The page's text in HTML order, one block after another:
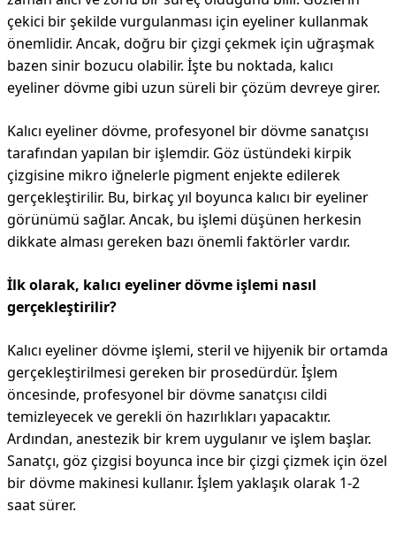
çekici bir şekilde vurgulanması için eyeliner kullanmak
önemlidir. Ancak, doğru bir çizgi çekmek için uğraşmak
bazen sinir bozucu olabilir. İşte bu noktada, kalıcı
eyeliner dövme gibi uzun süreli bir çözüm devreye girer.
Kalıcı eyeliner dövme, profesyonel bir dövme sanatçısı
tarafından yapılan bir işlemdir. Göz üstündeki kirpik
çizgisine mikro iğnelerle pigment enjekte edilerek
gerçekleştirilir. Bu, birkaç yıl boyunca kalıcı bir eyeliner
görünümü sağlar. Ancak, bu işlemi düşünen herkesin
dikkate alması gereken bazı önemli faktörler vardır.
İlk olarak, kalıcı eyeliner dövme işlemi nasıl
gerçekleştirilir?
Kalıcı eyeliner dövme işlemi, steril ve hijyenik bir ortamda
gerçekleştirilmesi gereken bir prosedürdür. İşlem
öncesinde, profesyonel bir dövme sanatçısı cildi
temizleyecek ve gerekli ön hazırlıkları yapacaktır.
Ardından, anestezik bir krem ​​uygulanır ve işlem başlar.
Sanatçı, göz çizgisi boyunca ince bir çizgi çizmek için özel
bir dövme makinesi kullanır. İşlem yaklaşık olarak 1-2
saat sürer.